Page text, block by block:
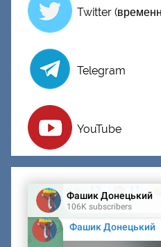
Twitter
Telegram
YouTube